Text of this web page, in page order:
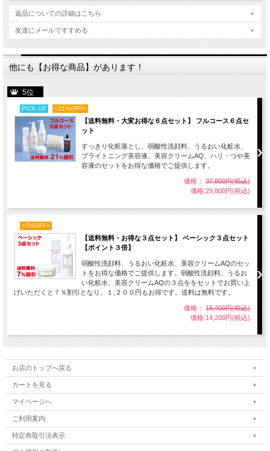
返品についての詳細はこちら
友達にメールですすめる
他にも【お得な商品】があります！
5位
PICK UP <21%OFF>
【送料無料・大変お得な６点セット】 フルコース６点セ
ット
すっきり化粧落とし、弱酸性洗顔料、うるおい化粧水、
ブライトニング美容液、美容クリームAQ、ハリ・つや美
容液のセットをお得な価格でご提供します。
価格： 37,800円(税込)
価格:29,800円(税込)
<7%OFF>
【送料無料・お得な３点セット】 ベーシック３点セット
【ポイント３倍】
弱酸性洗顔料、うるおい化粧水、美容クリームAQのセッ
トをお得な価格でご提供します。弱酸性洗顔料、うるお
い化粧水、美容クリームAQの３点ををセットでお買い上
げいただくと７％割引となり、１,２００円もお得です。送料は無料です。
価格： 15,400円(税込)
価格:14,200円(税込)
お店のトップへ戻る
カートを見る
マイページへ
ご利用案内
特定商取引法表示